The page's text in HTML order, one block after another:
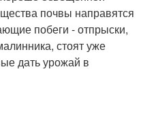
почвы направятся
побеги - отпрыски,
стоят уже
дать урожай в